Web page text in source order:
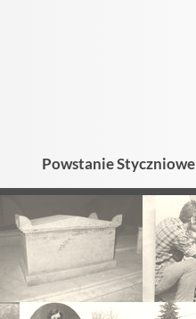
Powstanie Styczniowe